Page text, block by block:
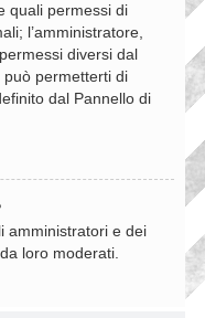
quali permessi di
l’amministratore,
diversi dal
può permetterti di
dal Pannello di
amministratori e dei
loro moderati.